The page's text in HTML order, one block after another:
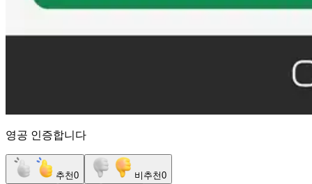
영공 인증합니다
추천0 비추천0